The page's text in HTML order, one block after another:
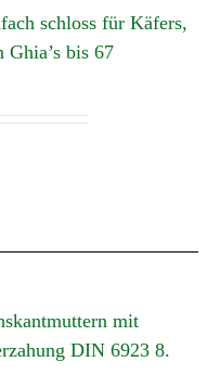
schloss für Käfers,
bis 67
mit
DIN 6923 8.